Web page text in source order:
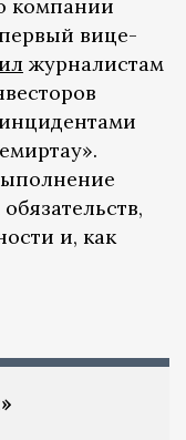
компании
вице-
журналистам
и, как